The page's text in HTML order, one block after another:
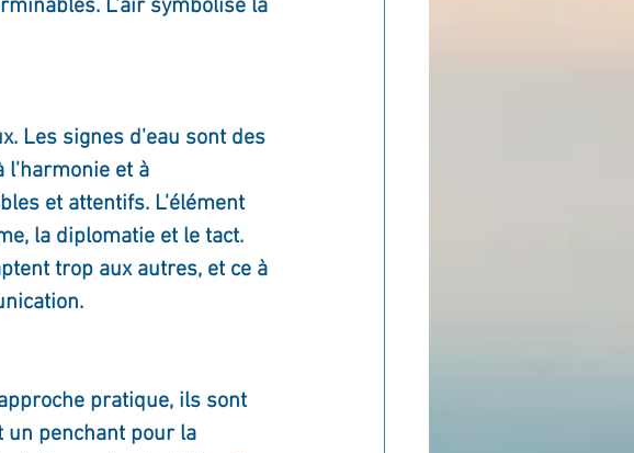
L'air symbolise la
Les signes d'eau sont des
l'harmonie et à
et attentifs. L'élément
la diplomatie et le tact.
trop aux autres, et ce à
pratique, ils sont
penchant pour la